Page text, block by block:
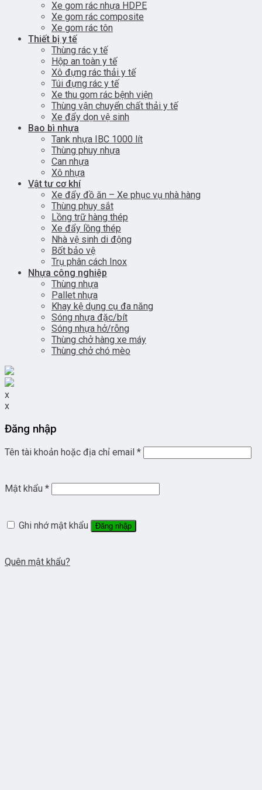
Xe gom rác nhựa HDPE
Xe gom rác composite
Xe gom rác tôn
Thiết bị y tế
Thùng rác y tế
Hộp an toàn y tế
Xô đựng rác thải y tế
Túi đựng rác y tế
Xe thu gom rác bệnh viện
Thùng vận chuyển chất thải y tế
Xe đẩy dọn vệ sinh
Bao bì nhựa
Tank nhựa IBC 1000 lít
Thùng phuy nhựa
Can nhựa
Xô nhựa
Vật tư cơ khí
Xe đẩy đồ ăn – Xe phục vụ nhà hàng
Thùng phuy sắt
Lồng trữ hàng thép
Xe đẩy lồng thép
Nhà vệ sinh di động
Bốt bảo vệ
Trụ phân cách Inox
Nhựa công nghiệp
Thùng nhựa
Pallet nhựa
Khay kệ dụng cụ đa năng
Sóng nhựa đặc/bít
Sóng nhựa hở/rỗng
Thùng chở hàng xe máy
Thùng chở chó mèo
x
x
Đăng nhập
Tên tài khoản hoặc địa chỉ email *
Mật khẩu *
Ghi nhớ mật khẩu Đăng nhập
Quên mật khẩu?